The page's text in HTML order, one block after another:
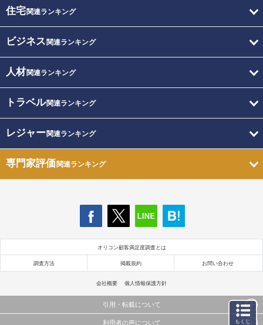
住宅関連ランキング
ビジネス 関連ランキング
人材関連ランキング
トラベル関連ランキング
レジャー関連ランキング
専門家評価関連ランキング
オリコン顧客満足度調査とは
調査方法 掲載規約 お問い合わせ
会社概要 個人情報保護方針
引用・転載について
利用者の声について もくじ